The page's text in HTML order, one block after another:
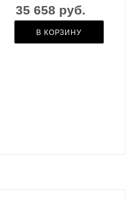
35 658 руб.
В КОРЗИНУ